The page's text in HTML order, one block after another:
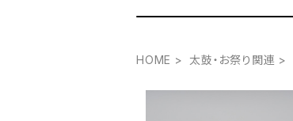
HOME 太鼓・お祭り関連